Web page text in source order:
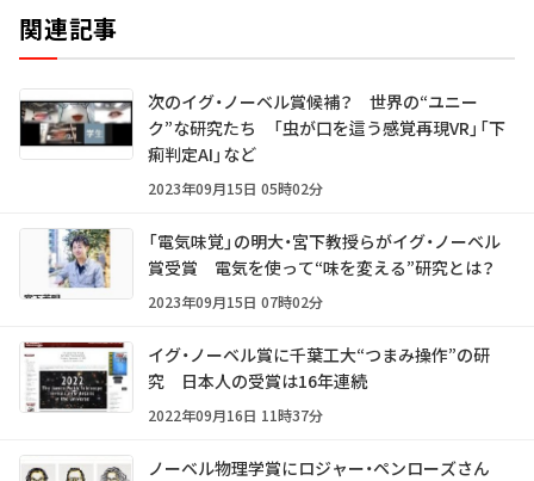
関連記事
次のイグ・ノーベル賞候補？ 世界の“ユニー
ク”な研究たち 「虫が口を這う感覚再現VR」「下
痢判定AI」など
2023年09月15日 05時02分
「電気味覚」の明大・宮下教授らがイグ・ノーベル
賞受賞 電気を使って“味を変える”研究とは？
2023年09月15日 07時02分
イグ・ノーベル賞に千葉工大“つまみ操作”の研
究 日本人の受賞は16年連続
2022年09月16日 11時37分
ノーベル物理学賞にロジャー・ペンローズさん